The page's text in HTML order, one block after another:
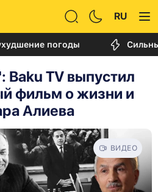
RU
погоды Сильный
Baku TV выпустил
фильм о жизни и
Алиева
ВИДЕО